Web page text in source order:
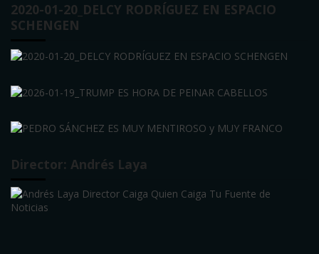
2020-01-20_DELCY RODRÍGUEZ EN ESPACIO
SCHENGEN
Director: Andrés Laya